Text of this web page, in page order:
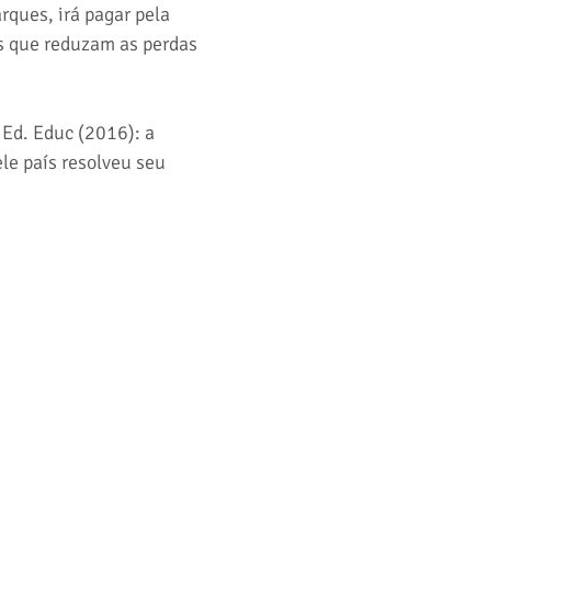
irá pagar pela
reduzam as perdas
Ed. Educ (2016): a
país resolveu seu